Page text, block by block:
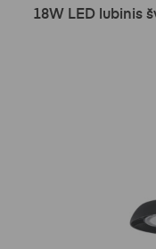
18W LED lubinis